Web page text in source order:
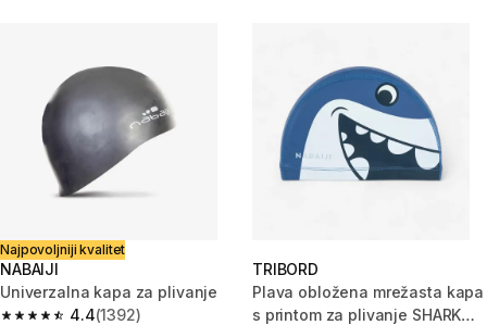
Najpovoljniji kvalitet
NABAIJI
Univerzalna kapa za plivanje
4.4(1392)
TRIBORD
Plava obložena mrežasta kapa
s printom za plivanje SHARK